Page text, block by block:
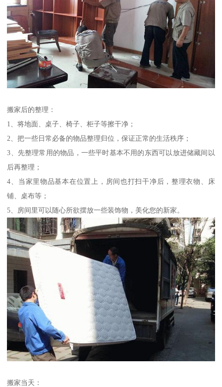
搬家后的整理：
1、将地面、桌子、椅子、柜子等擦干净；
2、把一些日常必备的物品整理归位，保证正常的生活秩序；
3、先整理常用的物品，一些平时基本不用的东西可以放进储藏间以
后再整理；
4、当家里物品基本在位置上，房间也打扫干净后，整理衣物、床
铺、桌布等；
5、房间里可以随心所欲摆放一些装饰物，美化您的新家。
搬家当天：